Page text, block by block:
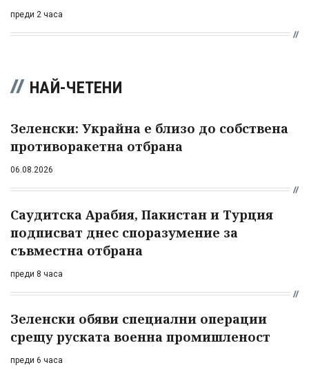
преди 2 часа
НАЙ-ЧЕТЕНИ
Зеленски: Украйна е близо до собствена
противоракетна отбрана
06.08.2026
Саудитска Арабия, Пакистан и Турция
подписват днес споразумение за
съвместна отбрана
преди 8 часа
Зеленски обяви специални операции
срещу руската военна промишленост
преди 6 часа